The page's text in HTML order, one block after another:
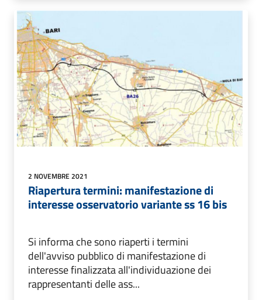
2 NOVEMBRE 2021
Riapertura termini: manifestazione di
interesse osservatorio variante ss 16 bis
Si informa che sono riaperti i termini
dell'avviso pubblico di manifestazione di
interesse finalizzata all'individuazione dei
rappresentanti delle ass...